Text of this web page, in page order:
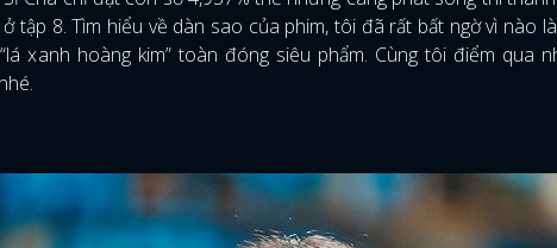
tập 8. Tìm hiểu về dàn sao của phim, tôi đã rất bất ngờ vì nào
xanh hoàng kim” toàn đóng siêu phẩm. Cùng tôi điểm qua
nhé.